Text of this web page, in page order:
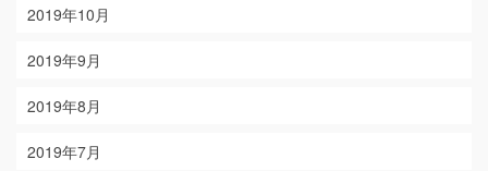
2019年10月
2019年9月
2019年8月
2019年7月